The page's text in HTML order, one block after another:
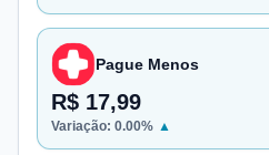
Pague Menos
R$ 17,99
Variação: 0.00% ▲